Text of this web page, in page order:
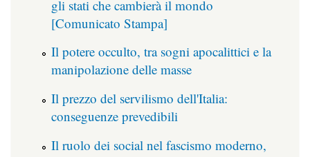
gli stati che cambierà il mondo
[Comunicato Stampa]
Il potere occulto, tra sogni apocalittici e la
manipolazione delle masse
Il prezzo del servilismo dell'Italia:
conseguenze prevedibili
Il ruolo dei social nel fascismo moderno,